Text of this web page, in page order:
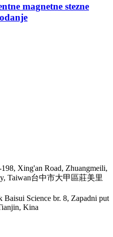
magnetne stezne
Xing'an Road, Zhuangmeili,
Taiwan台中市大甲區莊美里
Baisui Science br. 8, Zapadni put
Kina